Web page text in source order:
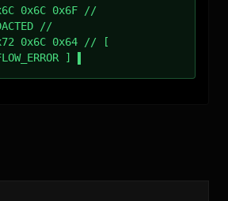
0x6C 0x6F //
//
0x6C 0x64 // [
]